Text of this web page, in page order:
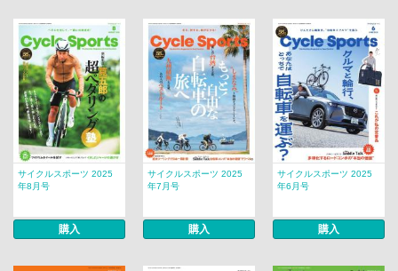
サイクルスポーツ 2025
年8月号
購入
サイクルスポーツ 2025
年7月号
購入
サイクルスポーツ 2025
年6月号
購入